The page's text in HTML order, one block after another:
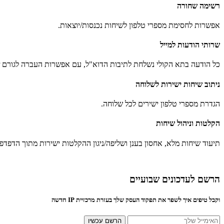
רשימה שחורה
אפשרות לחסימת מספרי טלפון לשיחות נכנסות/יוצאות.
שרותי הודעות למייל
כל הודעה בתא הקולי נשלחת לתיבות הדוא"ל, עם אפשרות העברה לגורם
ניתוב שיחות ישירות לשלוחה
הגדרת מספרי טלפון ישירים לכל שלוחה.
הקלטות וניהול שיחות
תיעוד שיחות מלא, אחסון בענן ושליפה/ניגון ההקלטות ישירות מתוך
הרשם לעדכונים שבועיים
וקבל טיפים איך לשפר את תפקוד העסק שלך בעזרת מרכזיית IP חדשה
הרשם עכשיו